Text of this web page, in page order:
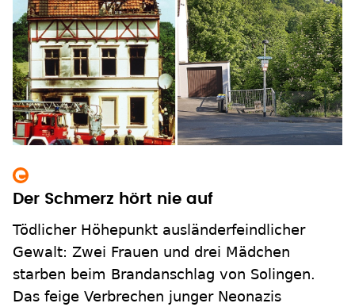
Der Schmerz hört nie auf
Tödlicher Höhepunkt ausländerfeindlicher
Gewalt: Zwei Frauen und drei Mädchen
starben beim Brandanschlag von Solingen.
Das feige Verbrechen junger Neonazis